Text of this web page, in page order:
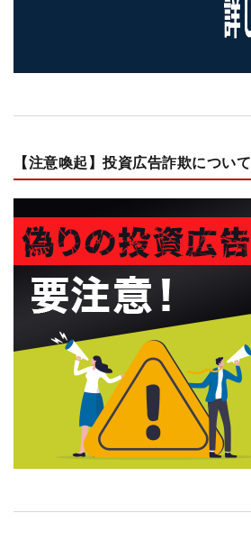
【注意喚起】投資広告詐欺について